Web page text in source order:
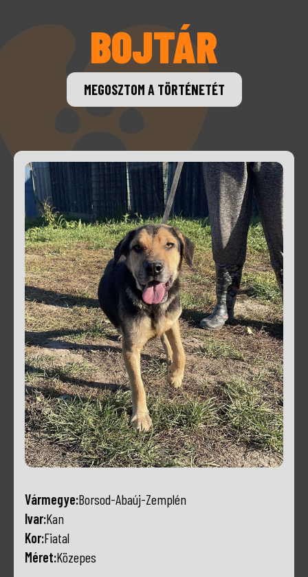
MEGOSZTOM A TÖRTÉNETÉT
BOJTÁR
Vármegye:Borsod-Abaúj-Zemplén
Ivar:Kan
Kor:Fiatal
Méret:Közepes